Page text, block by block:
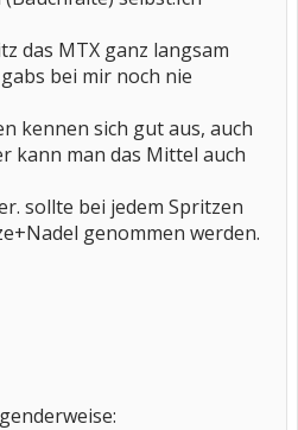
das MTX ganz langsam
bei mir noch nie
kennen sich gut aus, auch
kann man das Mittel auch
sollte bei jedem Spritzen
genommen werden.